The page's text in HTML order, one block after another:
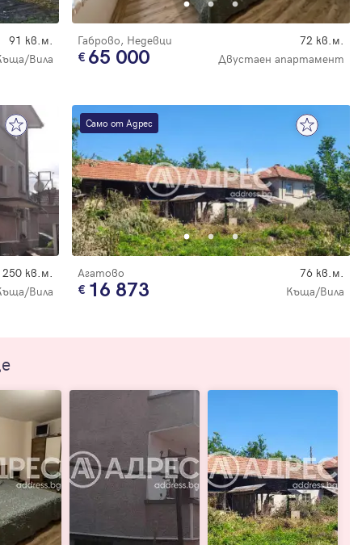
91 кв.м.
Вила
Габрово, Недевци 72 кв.м.
65 000 Двустаен апартамент
250 кв.м.
Вила
Само от Адрес
Агатово 76 кв.м.
16 873 Къща/Вила